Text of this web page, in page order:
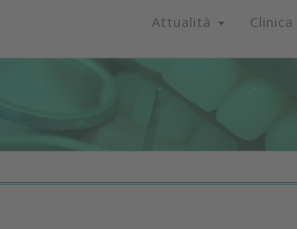
Attualità Clinica